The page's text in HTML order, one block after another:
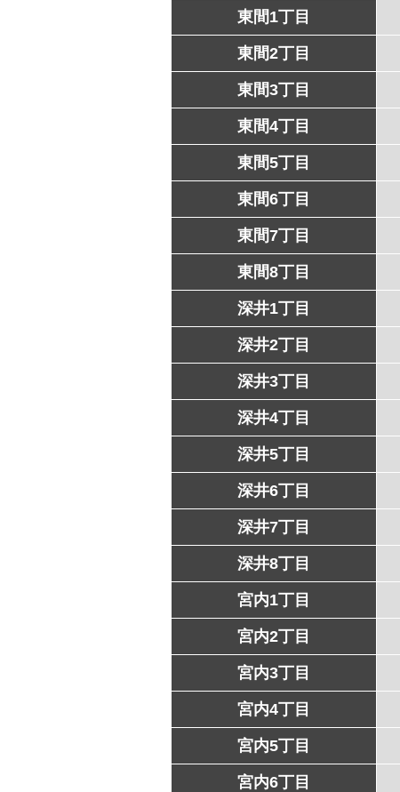
東間1丁目
東間2丁目
東間3丁目
東間4丁目
東間5丁目
東間6丁目
東間7丁目
東間8丁目
深井1丁目
深井2丁目
深井3丁目
深井4丁目
深井5丁目
深井6丁目
深井7丁目
深井8丁目
宮内1丁目
宮内2丁目
宮内3丁目
宮内4丁目
宮内5丁目
宮内6丁目